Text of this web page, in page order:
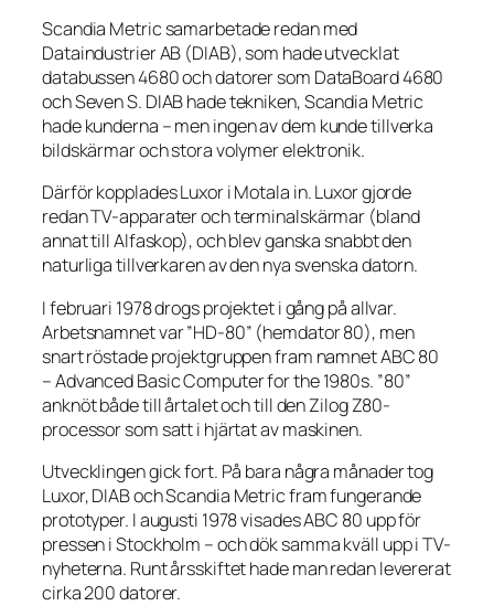
Scandia Metric samarbetade redan med
Dataindustrier AB (DIAB), som hade utvecklat
databussen 4680 och datorer som DataBoard 4680
och Seven S. DIAB hade tekniken, Scandia Metric
hade kunderna – men ingen av dem kunde tillverka
bildskärmar och stora volymer elektronik.
Därför kopplades Luxor i Motala in. Luxor gjorde
redan TV-apparater och terminalskärmar (bland
annat till Alfaskop), och blev ganska snabbt den
naturliga tillverkaren av den nya svenska datorn.
I februari 1978 drogs projektet i gång på allvar.
Arbetsnamnet var ”HD-80” (hemdator 80), men
snart röstade projektgruppen fram namnet ABC 80
– Advanced Basic Computer for the 1980s. ”80”
anknöt både till årtalet och till den Zilog Z80-
processor som satt i hjärtat av maskinen.
Utvecklingen gick fort. På bara några månader tog
Luxor, DIAB och Scandia Metric fram fungerande
prototyper. I augusti 1978 visades ABC 80 upp för
pressen i Stockholm – och dök samma kväll upp i TV-
nyheterna. Runt årsskiftet hade man redan levererat
cirka 200 datorer.